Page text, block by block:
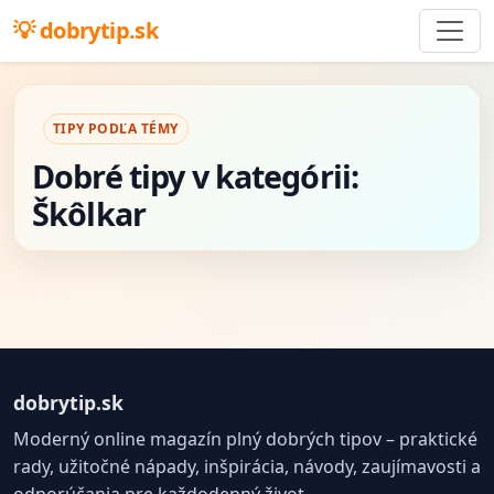
dobrytip.sk
TIPY PODĽA TÉMY
Dobré tipy v kategórii:
Škôlkar
dobrytip.sk
Moderný online magazín plný dobrých tipov – praktické
rady, užitočné nápady, inšpirácia, návody, zaujímavosti a